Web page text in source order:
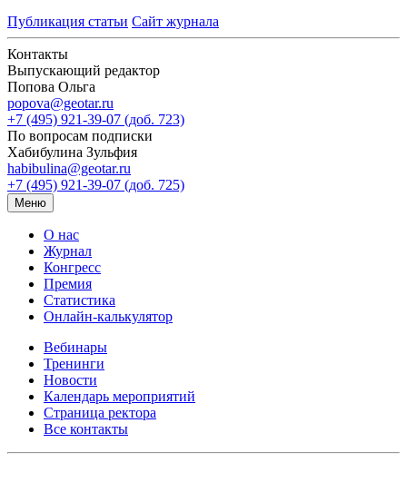
Публикация статьи Сайт журнала
Контакты
Выпускающий редактор
Попова Ольга
popova@geotar.ru
+7 (495) 921-39-07 (доб. 723)
По вопросам подписки
Хабибулина Зульфия
habibulina@geotar.ru
+7 (495) 921-39-07 (доб. 725)
Меню
О нас
Журнал
Конгресс
Премия
Статистика
Онлайн-калькулятор
Вебинары
Тренинги
Новости
Календарь мероприятий
Страница ректора
Все контакты